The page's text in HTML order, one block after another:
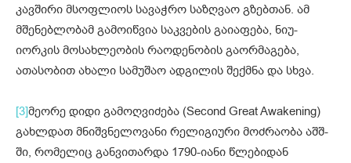
კავშირი მსოფლიოს სავაჭრო საზღვაო გზებთან. ამ
მშენებლობამ გამოიწვია საკვების გაიაფება, ნიუ-
იორკის მოსახლეობის რაოდენობის გაორმაგება,
ათასობით ახალი სამუშაო ადგილის შექმნა და სხვა.
[3]მეორე დიდი გამოღვიძება (Second Great Awakening)
გახლდათ მნიშვნელოვანი რელიგიური მოძრაობა აშშ-
ში, რომელიც განვითარდა 1790-იანი წლებიდან